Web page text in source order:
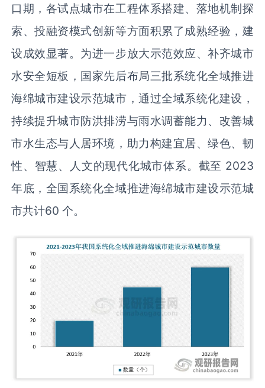
口期，各试点城市在工程体系搭建、落地机制探
索、投融资模式创新等方面积累了成熟经验，建
设成效显著。为进一步放大示范效应、补齐城市
水安全短板，国家先后布局三批系统化全域推进
海绵城市建设示范城市，通过全域系统化建设，
持续提升城市防洪排涝与雨水调蓄能力、改善城
市水生态与人居环境，助力构建宜居、绿色、韧
性、智慧、人文的现代化城市体系。截至 2023
年底，全国系统化全域推进海绵城市建设示范城
市共计60 个。